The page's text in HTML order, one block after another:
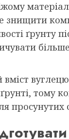
знищити
ґрунту
вуглецю
тому
просунутих